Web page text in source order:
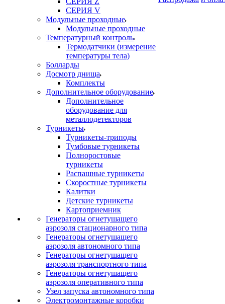
СЕРИЯ V
Модульные проходные
Модульные проходные
Температурный контроль
Термодатчики (измерение
температуры тела)
Болларды
Досмотр днища
Комплекты
Дополнительное оборудование
Дополнительное
оборудование для
металлодетекторов
Турникеты
Турникеты-триподы
Тумбовые турникеты
Полноростовые
турникеты
Распашные турникеты
Скоростные турникеты
Калитки
Детские турникеты
Картоприемник
Генераторы огнетушащего
аэрозоля стационарного типа
Генераторы огнетушащего
аэрозоля автономного типа
Генераторы огнетушащего
аэрозоля транспортного типа
Генераторы огнетушащего
аэрозоля оперативного типа
Узел запуска автономного типа
Электромонтажные коробки